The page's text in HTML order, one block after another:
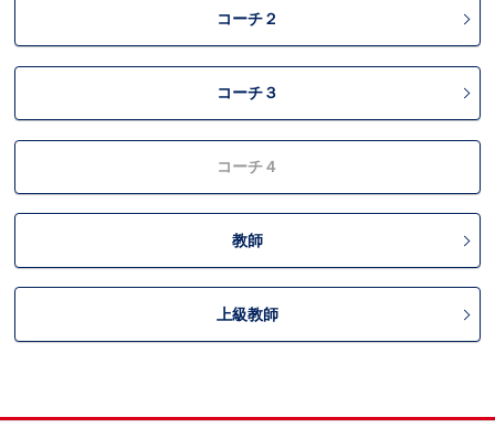
コーチ２
コーチ３
コーチ４
教師
上級教師